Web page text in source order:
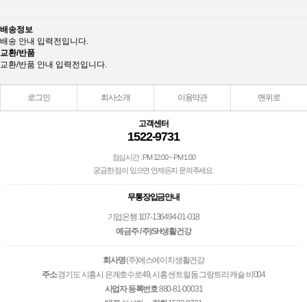
배송정보
배송 안내 입력전입니다.
교환/반품
교환/반품 안내 입력전입니다.
로그인 회사소개 이용약관 맨위로
고객센터
1522-9731
점심시간 : PM 12:00 ~ PM 1:00
궁금한 점이 있으면 언제든지 문의주세요.
무통장입금안내
기업은행 107-136494-01-018
예금주 / 주)SH생활건강
회사명(주)에스에이치생활건강
주소경기도 시흥시 은계호수로49, 시흥 센트럴돔 그랑트리 캐슬 비004
사업자 등록번호880-81-00031